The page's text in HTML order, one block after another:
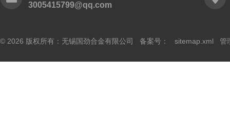
3005415799@qq.com
© 2026 版权所有：无锡国劲合金有限公司 备案号： sitemap.xml 管